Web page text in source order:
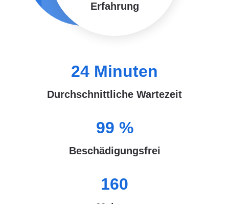
Erfahrung
24 Minuten
Durchschnittliche Wartezeit
99 %
Beschädigungsfrei
160